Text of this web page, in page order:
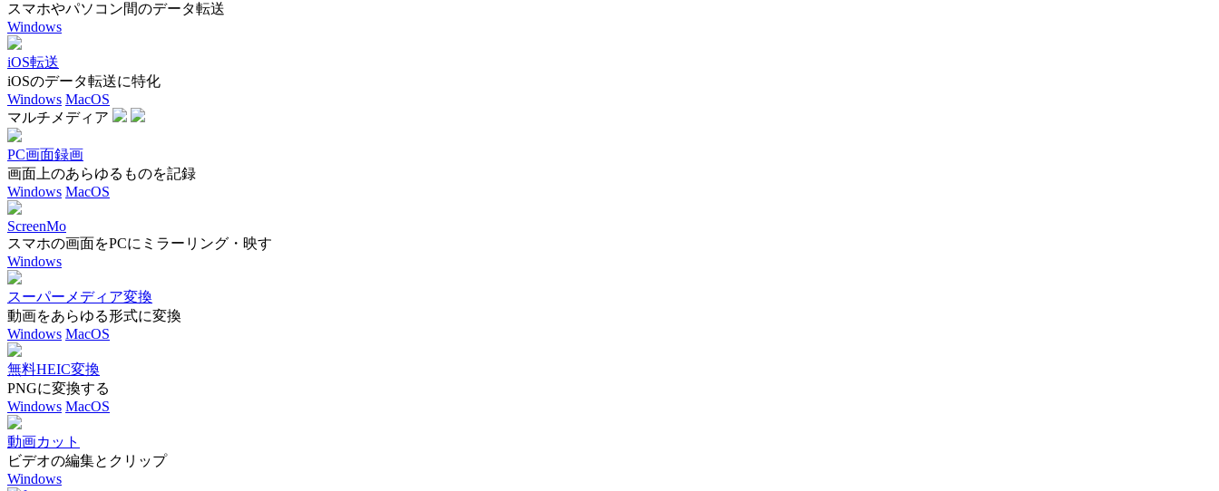
スマホやパソコン間のデータ転送
Windows
iOS転送
iOSのデータ転送に特化
Windows MacOS
マルチメディア
PC画面録画
画面上のあらゆるものを記録
Windows MacOS
ScreenMo
スマホの画面をPCにミラーリング・映す
Windows
スーパーメディア変換
動画をあらゆる形式に変換
Windows MacOS
無料HEIC変換
PNGに変換する
Windows MacOS
動画カット
ビデオの編集とクリップ
Windows